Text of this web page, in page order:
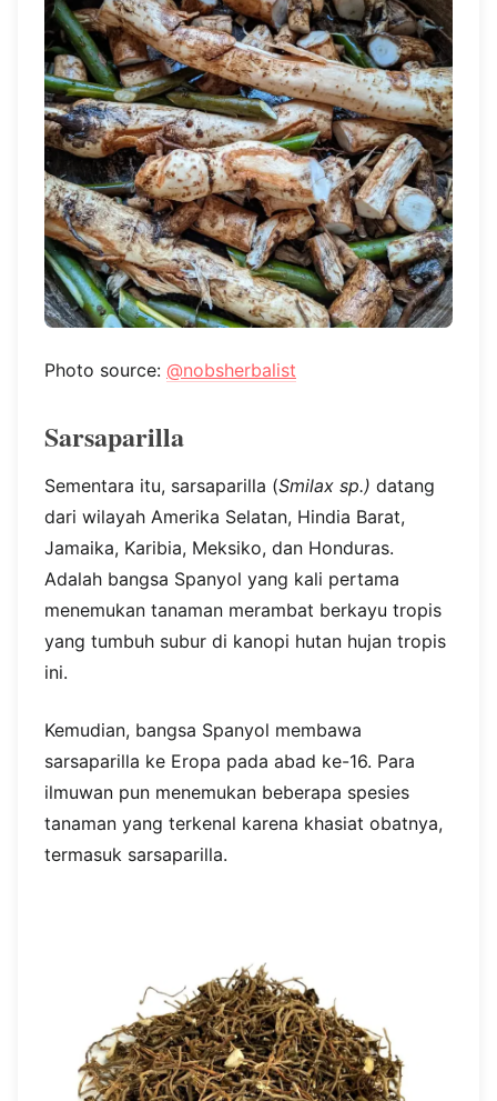
Photo source: @nobsherbalist
Sarsaparilla
Sementara itu, sarsaparilla (Smilax sp.) datang
dari wilayah Amerika Selatan, Hindia Barat,
Jamaika, Karibia, Meksiko, dan Honduras.
Adalah bangsa Spanyol yang kali pertama
menemukan tanaman merambat berkayu tropis
yang tumbuh subur di kanopi hutan hujan tropis
ini.
Kemudian, bangsa Spanyol membawa
sarsaparilla ke Eropa pada abad ke-16. Para
ilmuwan pun menemukan beberapa spesies
tanaman yang terkenal karena khasiat obatnya,
termasuk sarsaparilla.